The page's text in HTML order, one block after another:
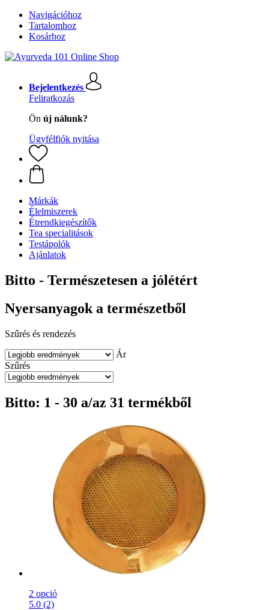
Navigációhoz
Tartalomhoz
Kosárhoz
Bejelentkezés
Feliratkozás
Ön új nálunk?
Ügyfélfiók nyitása
Márkák
Élelmiszerek
Étrendkiegészítők
Tea specialitások
Testápolók
Ajánlatok
Bitto - Természetesen a jólétért
Nyersanyagok a természetből
Szűrés és rendezés
Ár
Szűrés
Bitto: 1 - 30 a/az 31 termékből
2 opció
5.0 (2)